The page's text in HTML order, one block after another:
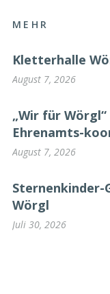
MEHR
Kletterhalle
August 7, 2026
„Wir für
Ehrenamts-
August 7, 2026
Wörgl
Juli 30, 2026